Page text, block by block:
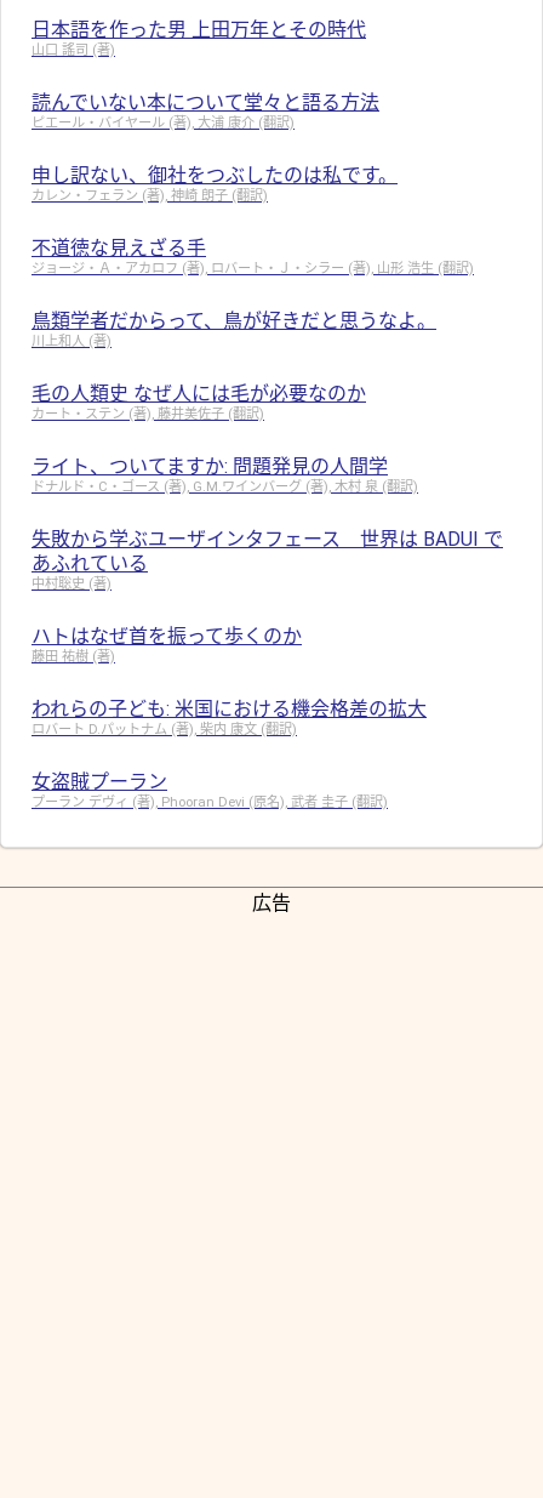
日本語を作った男 上田万年とその時代
山口 謠司 (著)
読んでいない本について堂々と語る方法
ピエール・バイヤール (著), 大浦 康介 (翻訳)
申し訳ない、御社をつぶしたのは私です。
カレン・フェラン (著), 神崎 朗子 (翻訳)
不道徳な見えざる手
ジョージ・Ａ・アカロフ (著), ロバート・Ｊ・シラー (著), 山形 浩生 (翻訳)
鳥類学者だからって、鳥が好きだと思うなよ。
川上和人 (著)
毛の人類史 なぜ人には毛が必要なのか
カート・ステン (著), 藤井美佐子 (翻訳)
ライト、ついてますか: 問題発見の人間学
ドナルド・C・ゴース (著), G.M.ワインバーグ (著), 木村 泉 (翻訳)
失敗から学ぶユーザインタフェース 世界は BADUI で
あふれている
中村聡史 (著)
ハトはなぜ首を振って歩くのか
藤田 祐樹 (著)
われらの子ども: 米国における機会格差の拡大
ロバート D.パットナム (著), 柴内 康文 (翻訳)
女盗賊プーラン
プーラン デヴィ (著), Phooran Devi (原名), 武者 圭子 (翻訳)
広告